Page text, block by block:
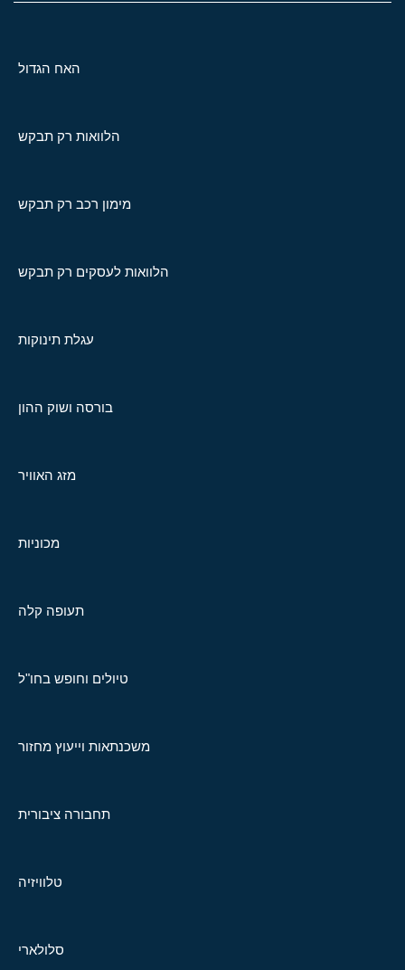
האח הגדול
הלוואות רק תבקש
מימון רכב רק תבקש
הלוואות לעסקים רק תבקש
עגלת תינוקות
בורסה ושוק ההון
מזג האוויר
מכוניות
תעופה קלה
טיולים וחופש בחו"ל
משכנתאות וייעוץ מחזור
תחבורה ציבורית
טלוויזיה
סלולארי